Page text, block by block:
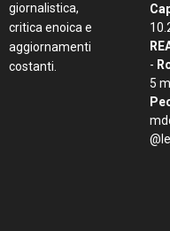
giornalistica,
critica enoica e
aggiornamenti
costanti.
-
5